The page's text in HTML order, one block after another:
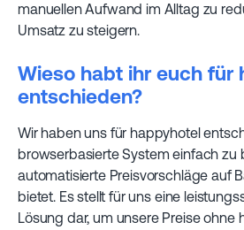
manuellen Aufwand im Alltag zu
Umsatz zu steigern.
Wieso habt ihr euch für
entschieden?
Wir haben uns für happyhotel
browserbasierte System einfach zu
automatisierte Preisvorschläge auf
bietet. Es stellt für uns eine
Lösung dar, um unsere Preise ohne